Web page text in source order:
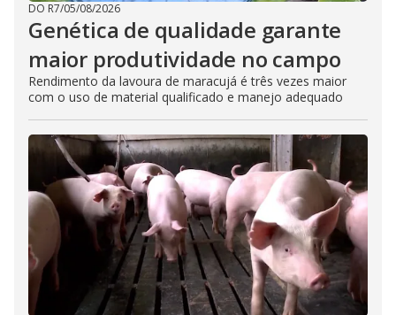
DO R7/05/08/2026
Genética de qualidade garante
maior produtividade no campo
Rendimento da lavoura de maracujá é três vezes maior
com o uso de material qualificado e manejo adequado